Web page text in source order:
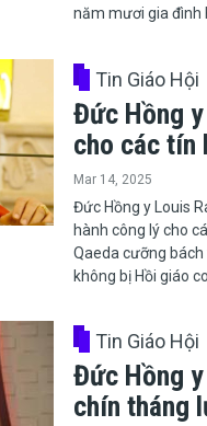
năm mươi gia đình
Tin Giáo Hội
Đức Hồng
cho các tín
Mar 14, 2025
​​​​​​​Đức Hồng y Louis
hành công lý cho
Qaeda cưỡng
không bị Hồi giáo
Tin Giáo Hội
Đức Hồng
chín tháng